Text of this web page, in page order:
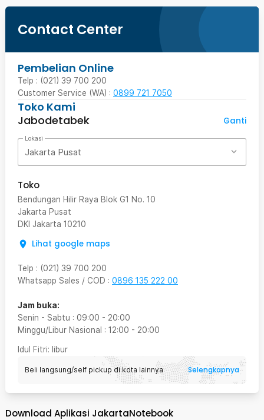
Contact Center
Pembelian Online
Telp : (021) 39 700 200
Customer Service (WA) : 0899 721 7050
Toko Kami
Jabodetabek
Ganti
Lokasi
Jakarta Pusat
Toko
Bendungan Hilir Raya Blok G1 No. 10
Jakarta Pusat
DKI Jakarta 10210
Lihat google maps
Telp : (021) 39 700 200
Whatsapp Sales / COD : 0896 135 222 00
Jam buka:
Senin - Sabtu : 09:00 - 20:00
Minggu/Libur Nasional : 12:00 - 20:00
Idul Fitri: libur
Beli langsung/self pickup di kota lainnya Selengkapnya
Download Aplikasi JakartaNotebook